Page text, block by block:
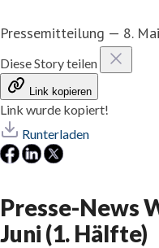
Pressemitteilung — 8.
Diese Story teilen
Link kopieren
Link wurde kopiert!
Runterladen
Presse-News
Juni (1. Hälfte)